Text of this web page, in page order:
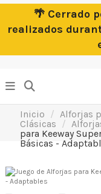
🌴 Cerrado
realizados
Inicio Alforjas
Clásicas
para Keeway
Básicas -